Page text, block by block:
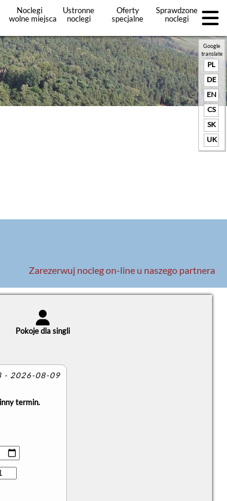
Noclegi
wolne miejsca
Ustronne
noclegi
Oferty
specjalne
Sprawdzone
noclegi
+Dodaj
ofertę
Google
translate
PL
DE
EN
CS
SK
UK
Zarezerwuj nocleg on-line u naszego partnera
Pokoje dla singli
- 2026-08-09
termin.